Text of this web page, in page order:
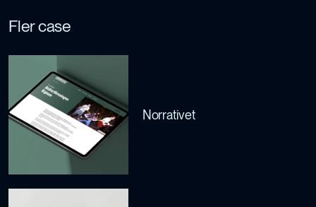
Fler case
Norrativet